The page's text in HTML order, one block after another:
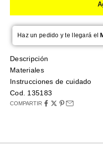
Haz un pedido y te llegará el
Descripción
Materiales
Instrucciones de cuidado
Cod. 135183
COMPARTIR